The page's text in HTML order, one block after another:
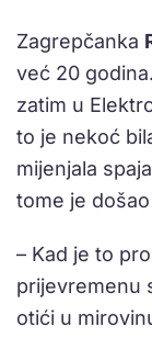
Zagrepčanka
već 20
zatim u
to je nekoć
mijenjala
tome je
– Kad je to
prijevremenu
otići u